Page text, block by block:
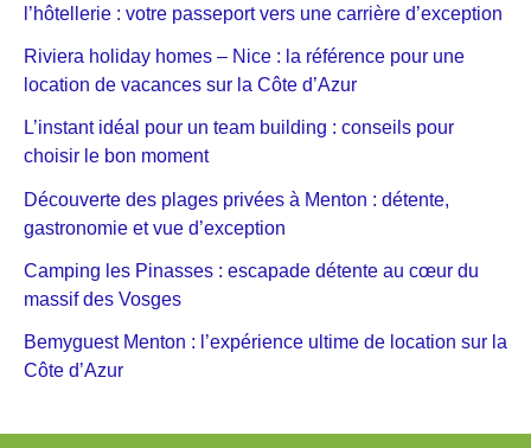
l’hôtellerie : votre passeport vers une carrière d’exception
Riviera holiday homes – Nice : la référence pour une
location de vacances sur la Côte d’Azur
L’instant idéal pour un team building : conseils pour
choisir le bon moment
Découverte des plages privées à Menton : détente,
gastronomie et vue d’exception
Camping les Pinasses : escapade détente au cœur du
massif des Vosges
Bemyguest Menton : l’expérience ultime de location sur la
Côte d’Azur